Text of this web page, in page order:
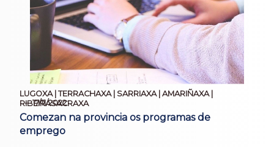
LUGOXA | TERRACHAXA | SARRIAXA | AMARIÑAXA |
RIBEIRASACRAXA
17/11/2022
Comezan na provincia os programas de
emprego